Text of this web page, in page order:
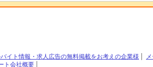
イト情報・求人広告の無料掲載をお考えの企業様
ト会社概要